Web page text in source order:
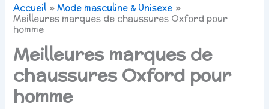
Accueil
Mode masculine & Unisexe
Meilleures marques de chaussures Oxford pour
homme
Meilleures marques de
chaussures Oxford pour
homme